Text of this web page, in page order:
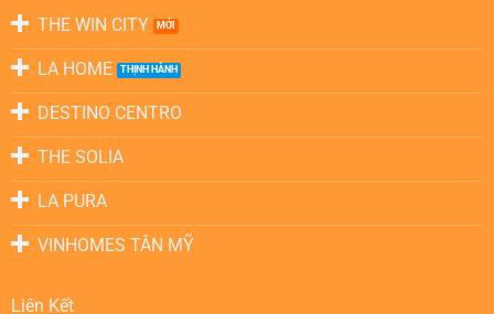
THE WIN CITY
LA HOME
DESTINO CENTRO
THE SOLIA
LA PURA
VINHOMES TÂN MỸ
Liên Kết